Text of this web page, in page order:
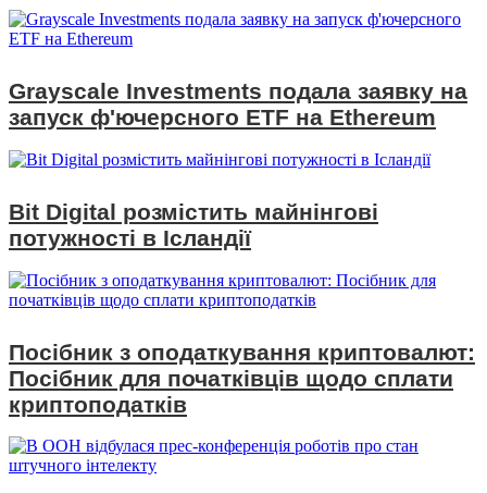
Grayscale Investments подала заявку на
запуск ф'ючерсного ETF на Ethereum
Bit Digital розмістить майнінгові
потужності в Ісландії
Посібник з оподаткування криптовалют:
Посібник для початківців щодо сплати
криптоподатків